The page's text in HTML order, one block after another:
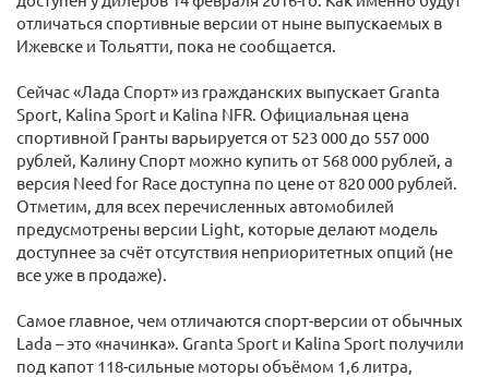
отличаться спортивные версии от ныне выпускаемых в
Ижевске и Тольятти, пока не сообщается.
Сейчас «Лада Спорт» из гражданских выпускает Granta
Sport, Kalina Sport и Kalina NFR. Официальная цена
спортивной Гранты варьируется от 523 000 до 557 000
рублей, Калину Спорт можно купить от 568 000 рублей, а
версия Need for Race доступна по цене от 820 000 рублей.
Отметим, для всех перечисленных автомобилей
предусмотрены версии Light, которые делают модель
доступнее за счёт отсутствия неприоритетных опций (не
все уже в продаже).
Самое главное, чем отличаются спорт-версии от обычных
Lada – это «начинка». Granta Sport и Kalina Sport получили
под капот 118-сильные моторы объёмом 1,6 литра,